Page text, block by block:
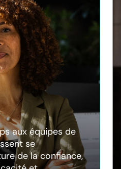
aux équipes de
se
de la confiance,